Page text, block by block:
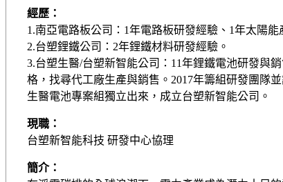
經歷：
1.南亞電路板公司：1年電路板研發經驗、1年太陽
2.台塑鋰鐵公司：2年鋰鐵材料研發經驗。
3.台塑生醫/台塑新智能公司：11年鋰鐵電池研發與
格，找尋代工廠生產與銷售。2017年籌組研發團隊
生醫電池專案組獨立出來，成立台塑新智能公司。
現職：
台塑新智能科技 研發中心協理
簡介：